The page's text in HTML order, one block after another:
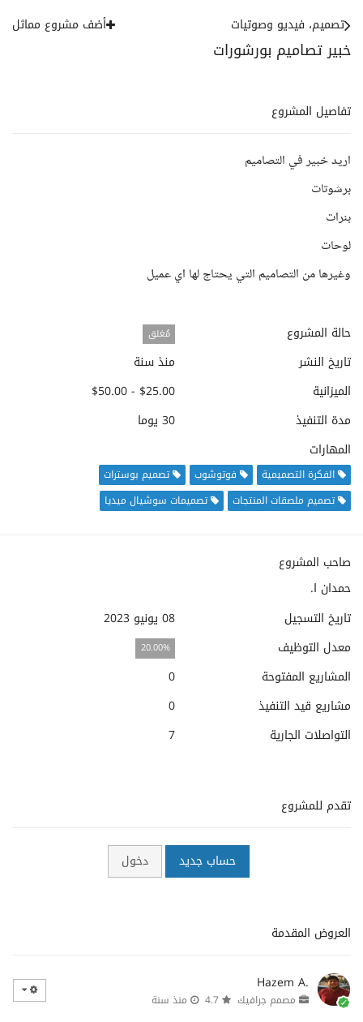
خبير تصاميم بورشورات
تصميم، فيديو وصوتيات أضف مشروع مماثل
تفاصيل المشروع
اريد خبير في التصاميم
برشوتات
بنرات
لوحات
وغيرها من التصاميم التي يحتاج لها اي عميل
حالة المشروع مُغلق
تاريخ النشر
منذ سنة
الميزانية
$25.00 - $50.00
مدة التنفيذ
30 يوما
المهارات
الفكرة التصميمية فوتوشوب
تصميم بوسترات
تصميم ملصقات المنتجات
تصميمات سوشيال ميديا
صاحب المشروع
حمدان ا.
تاريخ التسجيل
08 يونيو 2023
معدل التوظيف
20.00%
المشاريع المفتوحة
0
مشاريع قيد التنفيذ
0
التواصلات الجارية
7
تقدم للمشروع
حساب جديد دخول
العروض المقدمة
Hazem A.
مصمم جرافيك منذ سنة